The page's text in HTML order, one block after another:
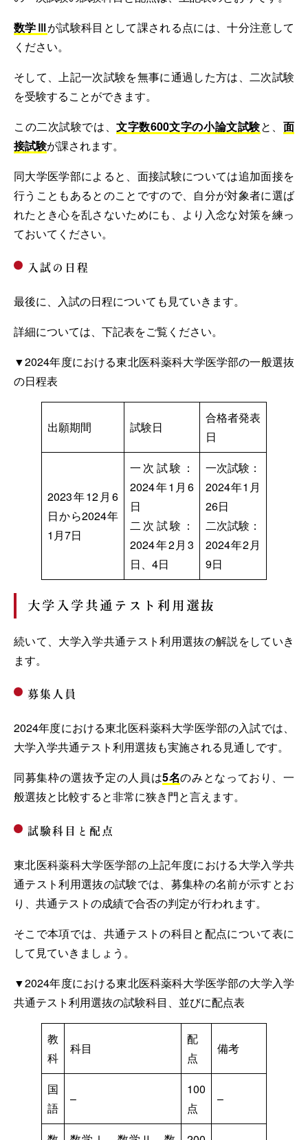
数学Ⅲが試験科目として課される点には、十分注意して
ください。
そして、上記一次試験を無事に通過した方は、二次試験
を受験することができます。
この二次試験では、文字数600文字の小論文試験と、面
接試験が課されます。
同大学医学部によると、面接試験については追加面接を
行うこともあるとのことですので、自分が対象者に選ば
れたとき心を乱さないためにも、より入念な対策を練っ
ておいてください。
入試の日程
最後に、入試の日程についても見ていきます。
詳細については、下記表をご覧ください。
▼2024年度における東北医科薬科大学医学部の一般選抜
の日程表
出願期間 試験日
合格者発表
日
2023年12月6
日から2024年
1月7日
一次試験：
2024年1月6
日
二次試験：
2024年2月3
日、4日
一次試験：
2024年1月
26日
二次試験：
2024年2月
9日
大学入学共通テスト利用選抜
続いて、大学入学共通テスト利用選抜の解説をしていき
ます。
募集人員
2024年度における東北医科薬科大学医学部の入試では、
大学入学共通テスト利用選抜も実施される見通しです。
同募集枠の選抜予定の人員は5名のみとなっており、一
般選抜と比較すると非常に狭き門と言えます。
試験科目と配点
東北医科薬科大学医学部の上記年度における大学入学共
通テスト利用選抜の試験では、募集枠の名前が示すとお
り、共通テストの成績で合否の判定が行われます。
そこで本項では、共通テストの科目と配点について表に
して見ていきましょう。
▼2024年度における東北医科薬科大学医学部の大学入学
共通テスト利用選抜の試験科目、並びに配点表
教
科
科目
配
点
備考
国
語
–
100
点
–